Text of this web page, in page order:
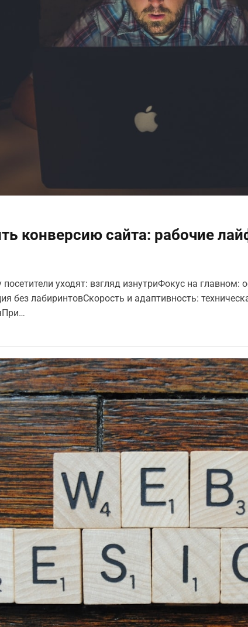
конверсию сайта: рабочие
уходят: взгляд изнутриФокус на главном:
без лабиринтовСкорость и адаптивность: